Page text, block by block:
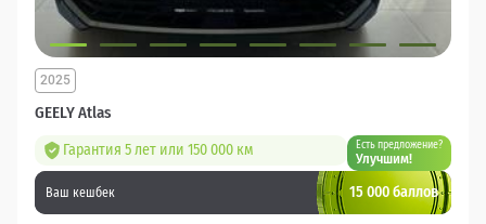
GEELY Atlas
2025
Гарантия 5 лет или 150 000 км Есть предложение?
Улучшим!
Ваш кешбек 15 000 баллов